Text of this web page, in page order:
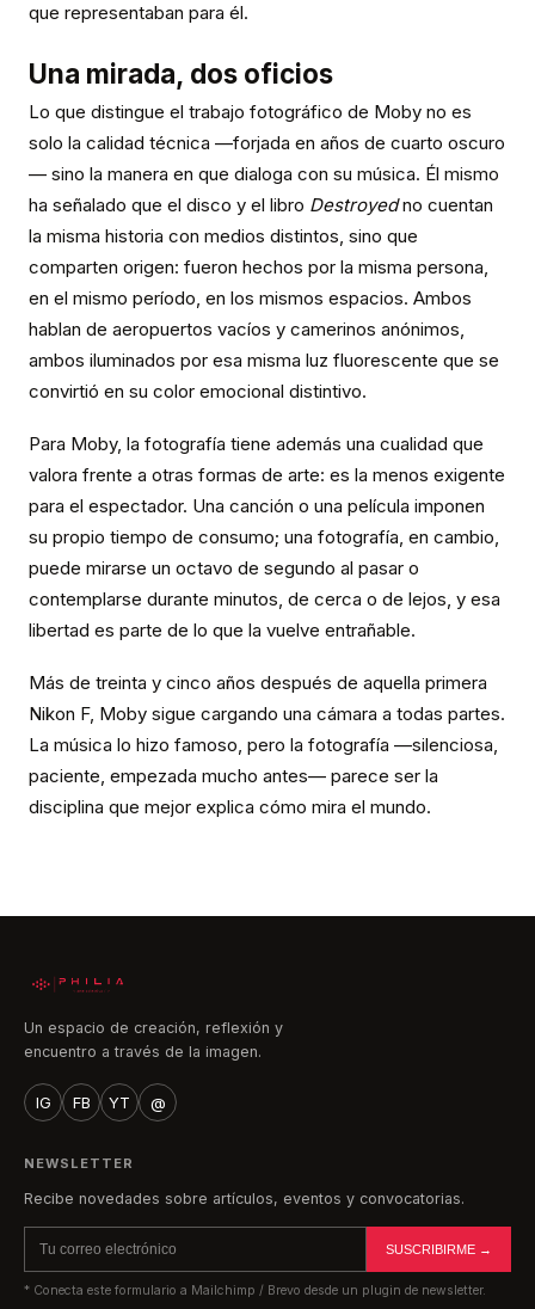
que representaban para él.
Una mirada, dos oficios
Lo que distingue el trabajo fotográfico de Moby no es
solo la calidad técnica —forjada en años de cuarto oscuro
— sino la manera en que dialoga con su música. Él mismo
ha señalado que el disco y el libro Destroyedno cuentan
la misma historia con medios distintos, sino que
comparten origen: fueron hechos por la misma persona,
en el mismo período, en los mismos espacios. Ambos
hablan de aeropuertos vacíos y camerinos anónimos,
ambos iluminados por esa misma luz fluorescente que se
convirtió en su color emocional distintivo.
Para Moby, la fotografía tiene además una cualidad que
valora frente a otras formas de arte: es la menos exigente
para el espectador. Una canción o una película imponen
su propio tiempo de consumo; una fotografía, en cambio,
puede mirarse un octavo de segundo al pasar o
contemplarse durante minutos, de cerca o de lejos, y esa
libertad es parte de lo que la vuelve entrañable.
Más de treinta y cinco años después de aquella primera
Nikon F, Moby sigue cargando una cámara a todas partes.
La música lo hizo famoso, pero la fotografía —silenciosa,
paciente, empezada mucho antes— parece ser la
disciplina que mejor explica cómo mira el mundo.
Un espacio de creación, reflexión y
encuentro a través de la imagen.
IG FB YT @
NEWSLETTER
Recibe novedades sobre artículos, eventos y convocatorias.
SUSCRIBIRME →
* Conecta este formulario a Mailchimp / Brevo desde un plugin de newsletter.